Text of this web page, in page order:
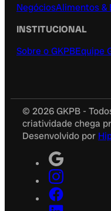
NegóciosAlimentos &
INSTITUCIONAL
Sobre o GKPBEquipe
© 2026 GKPB -
criatividade chega
Desenvolvido por